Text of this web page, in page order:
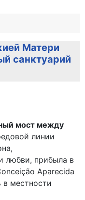
Матери
санктуарий
мост между
линии
любви, прибыла в
Aparecida
в местности